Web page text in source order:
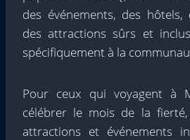
des événements, des
des attractions sûrs et
spécifiquement à la
Pour ceux qui voyagent à
célébrer le mois de la
attractions et événements